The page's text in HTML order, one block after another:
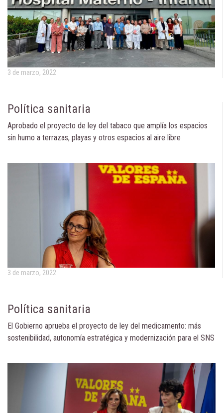
3 de marzo, 2022
Política sanitaria
Aprobado el proyecto de ley del tabaco que amplía los espacios
sin humo a terrazas, playas y otros espacios al aire libre
3 de marzo, 2022
Política sanitaria
El Gobierno aprueba el proyecto de ley del medicamento: más
sostenibilidad, autonomía estratégica y modernización para el SNS